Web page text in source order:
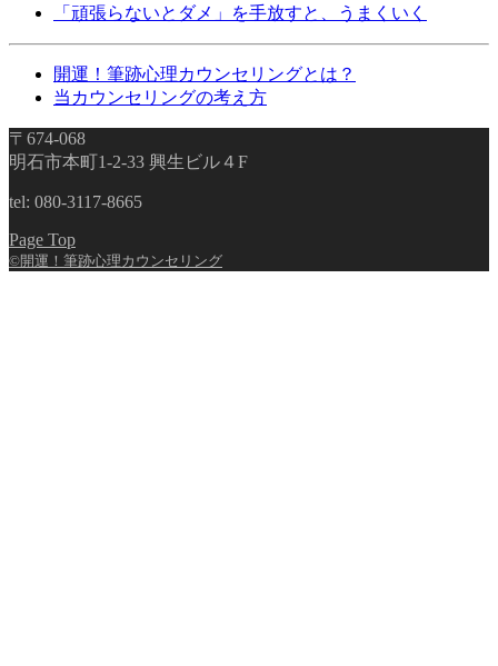
「頑張らないとダメ」を手放すと、うまくいく
開運！筆跡心理カウンセリングとは？
当カウンセリングの考え方
〒674-068
明石市本町1-2-33 興生ビル４F
tel: 080-3117-8665
Page Top
©開運！筆跡心理カウンセリング